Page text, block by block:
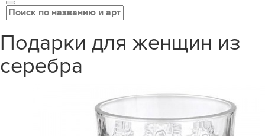
Подарки для женщин из
серебра